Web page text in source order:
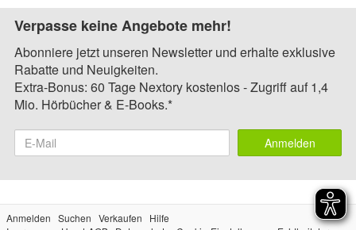
Verpasse keine Angebote mehr!
Abonniere jetzt unseren Newsletter und erhalte exklusive
Rabatte und Neuigkeiten.
Extra-Bonus: 60 Tage Nextory kostenlos - Zugriff auf 1,4
Mio. Hörbücher & E-Books.*
Anmelden
Anmelden Suchen Verkaufen
Hilfe